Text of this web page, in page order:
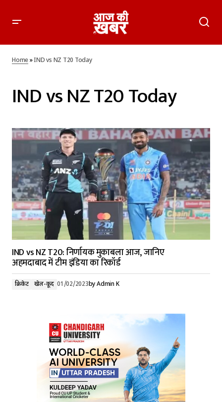
Home»IND vs NZ T20 Today
IND vs NZ T20 Today
IND vs NZ T20: निर्णायक मुकाबला आज, जानिए
अहमदाबाद में टीम इंडिया का रिकॉर्ड
क्रिकेट खेल-कूद 01/02/2023byAdmin K